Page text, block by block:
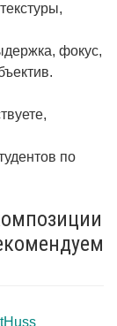
фокус,
по